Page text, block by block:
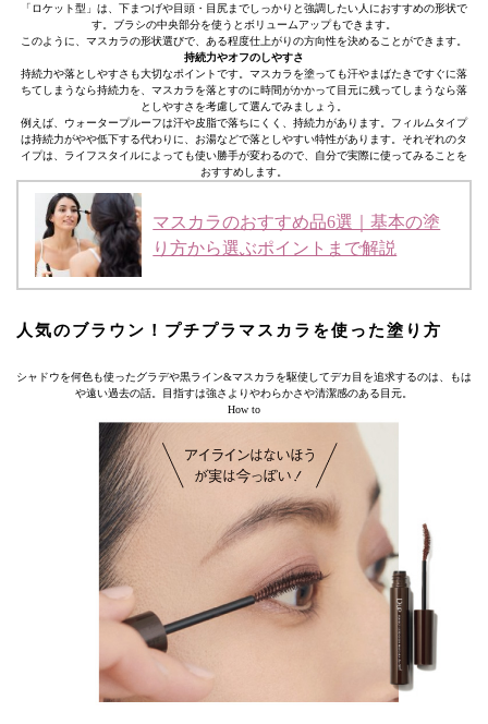
「ロケット型」は、下まつげや目頭・目尻までしっかりと強調したい人におすすめの形状で
す。ブラシの中央部分を使うとボリュームアップもできます。
このように、マスカラの形状選びで、ある程度仕上がりの方向性を決めることができます。
持続力やオフのしやすさ
持続力や落としやすさも大切なポイントです。マスカラを塗っても汗やまばたきですぐに落
ちてしまうなら持続力を、マスカラを落とすのに時間がかかって目元に残ってしまうなら落
としやすさを考慮して選んでみましょう。
例えば、ウォータープルーフは汗や皮脂で落ちにくく、持続力があります。フィルムタイプ
は持続力がやや低下する代わりに、お湯などで落としやすい特性があります。それぞれのタ
イプは、ライフスタイルによっても使い勝手が変わるので、自分で実際に使ってみることを
おすすめします。
マスカラのおすすめ品6選｜基本の塗
り方から選ぶポイントまで解説
人気のブラウン！プチプラマスカラを使った塗り方
シャドウを何色も使ったグラデや黒ライン&マスカラを駆使してデカ目を追求するのは、もは
や遠い過去の話。目指すは強さよりやわらかさや清潔感のある目元。
How to